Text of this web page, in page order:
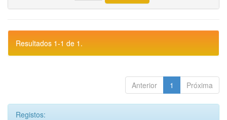
Resultados 1-1 de 1.
Anterior 1 Próxima
Registos: